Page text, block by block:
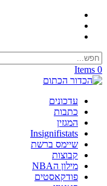
0 Items
עדכונים
כתבות
המגזין
Insignifistats
שיימס ברשת
קבוצות
מילון הNBA
פודקאסטים